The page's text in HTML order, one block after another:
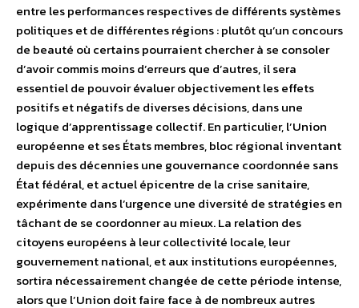
entre les performances respectives de différents systèmes
politiques et de différentes régions : plutôt qu’un concours
de beauté où certains pourraient chercher à se consoler
d’avoir commis moins d’erreurs que d’autres, il sera
essentiel de pouvoir évaluer objectivement les effets
positifs et négatifs de diverses décisions, dans une
logique d’apprentissage collectif. En particulier, l’Union
européenne et ses États membres, bloc régional inventant
depuis des décennies une gouvernance coordonnée sans
État fédéral, et actuel épicentre de la crise sanitaire,
expérimente dans l’urgence une diversité de stratégies en
tâchant de se coordonner au mieux. La relation des
citoyens européens à leur collectivité locale, leur
gouvernement national, et aux institutions européennes,
sortira nécessairement changée de cette période intense,
alors que l’Union doit faire face à de nombreux autres